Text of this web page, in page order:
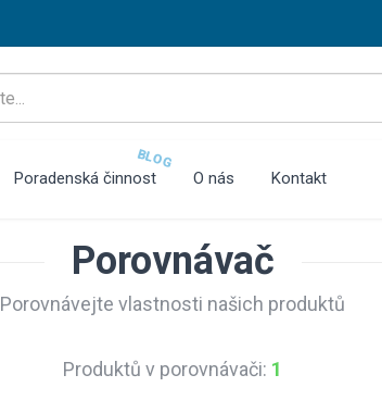
Poradenská činnost
BLOG
O nás Kontakt
Porovnávač
Porovnávejte vlastnosti našich produktů
Produktů v porovnávači: 1